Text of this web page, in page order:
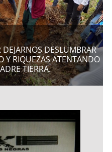
DESLUMBRAR
Y RIQUEZAS ATENTANDO
TIERRA.